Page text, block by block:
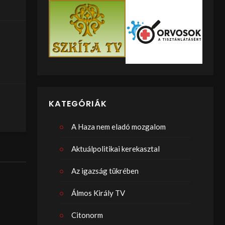
KATEGÓRIÁK
A Haza nem eladó mozgalom
Aktuálpolitikai kerekasztal
Az igazság tükrében
Álmos Király TV
Citonorm